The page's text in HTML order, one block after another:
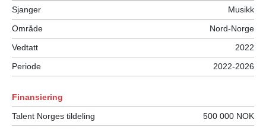
Sjanger
Musikk
Område
Nord-Norge
Vedtatt
2022
Periode
2022-2026
Finansiering
Talent Norges tildeling
500 000 NOK